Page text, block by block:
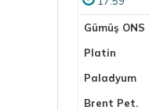
Gümüş ONS
Platin
Paladyum
Brent Pet.